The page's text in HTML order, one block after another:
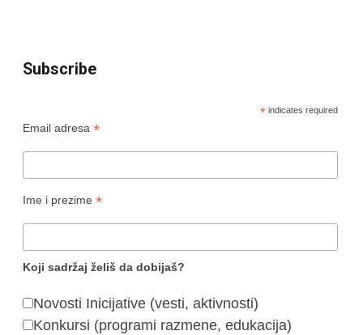
Subscribe
*indicates required
Email adresa *
Ime i prezime *
Koji sadržaj želiš da dobijaš?
Novosti Inicijative (vesti, aktivnosti)
Konkursi (programi razmene, edukacija)